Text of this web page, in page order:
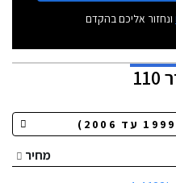
ונחזור אליכם בהקדם
מחיר